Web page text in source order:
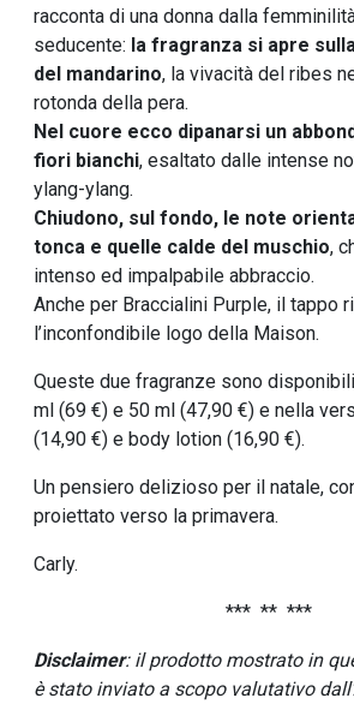
racconta di una donna dalla
seducente: la fragranza si apre
del mandarino, la vivacità del ribes
rotonda della pera.
Nel cuore ecco dipanarsi un
fiori bianchi, esaltato dalle intense
ylang-ylang.
Chiudono, sul fondo, le note
tonca e quelle calde del muschio,
intenso ed impalpabile abbraccio.
Anche per Braccialini Purple, il tappo
l’inconfondibile logo della Maison.
Queste due fragranze sono
ml (69 €) e 50 ml (47,90 €) e nella
(14,90 €) e body lotion (16,90 €).
Un pensiero delizioso per il natale,
proiettato verso la primavera.
Carly.
*** ** ***
Disclaimer: il prodotto mostrato in
è stato inviato a scopo valutativo